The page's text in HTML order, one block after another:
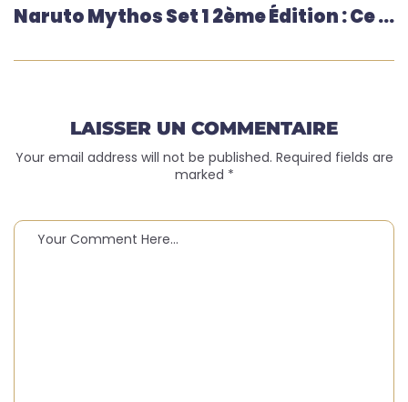
Naruto Mythos Set 1 2ème Édition : Ce Qu’il Faut Retenir
LAISSER UN COMMENTAIRE
Your email address will not be published. Required fields are
marked *